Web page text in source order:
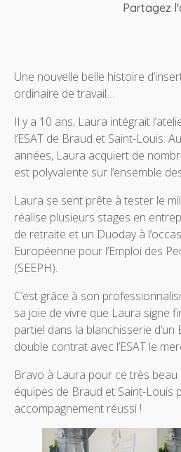
Partagez
Une nouvelle belle histoire
ordinaire de travail…
Il y a 10 ans, Laura intégrait
l’ESAT de Braud et Saint-Louis.
années, Laura acquiert de
est polyvalente sur l’ensemble
Laura se sent prête à tester le
réalise plusieurs stages en
de retraite et un Duoday à
Européenne pour l’Emploi des
(SEEPH).
C’est grâce à son
sa joie de vivre que Laura signe
partiel dans la blanchisserie d’un
double contrat avec l’ESAT le
Bravo à Laura pour ce très
équipes de Braud et Saint-Louis
accompagnement réussi !